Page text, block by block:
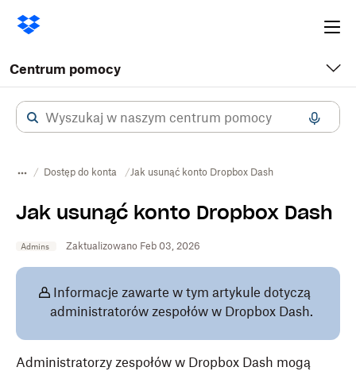
Centrum pomocy
Dostęp do konta Jak usunąć konto Dropbox Dash
Jak usunąć konto Dropbox Dash
Admins Zaktualizowano Feb 03, 2026
Informacje zawarte w tym artykule dotyczą
administratorów zespołów w Dropbox Dash.
Administratorzy zespołów w Dropbox Dash mogą